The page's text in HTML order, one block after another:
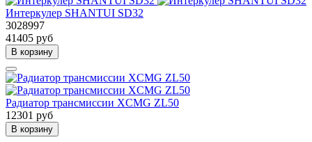
Интеркулер SHANTUI SD32
3028997
41405 руб
В корзину
Радиатор трансмиссии XCMG ZL50
12301 руб
В корзину